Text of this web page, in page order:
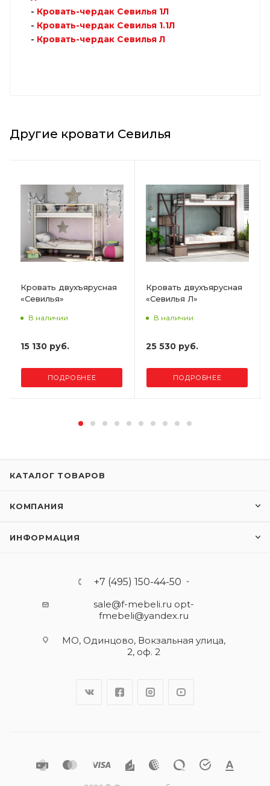
- Кровать-чердак Севилья 1Л
- Кровать-чердак Севилья 1.1Л
- Кровать-чердак Севилья Л
Другие кровати Севилья
Кровать двухъярусная
«Севилья»
В наличии
15 130 руб.
ПОДРОБНЕЕ
Кровать двухъярусная
«Севилья Л»
В наличии
25 530 руб.
ПОДРОБНЕЕ
КАТАЛОГ ТОВАРОВ
КОМПАНИЯ
ИНФОРМАЦИЯ
+7 (495) 150-44-50
sale@f-mebeli.ru opt-
fmebeli@yandex.ru
МО, Одинцово, Вокзальная улица,
2, оф. 2